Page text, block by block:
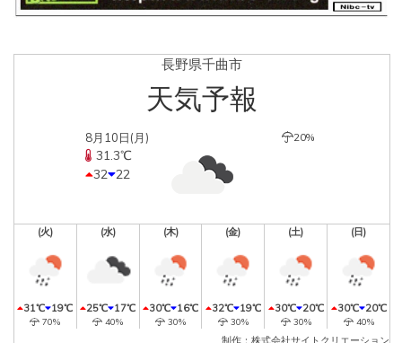
長野県千曲市
天気予報
8月10日(月)
31.3℃
32 22
20%
(火)
31℃ 19℃
70%
(水)
25℃ 17℃
40%
(木)
30℃ 16℃
30%
(金)
32℃ 19℃
30%
(土)
30℃ 20℃
30%
(日)
30℃ 20℃
40%
制作：株式会社サイトクリエーション